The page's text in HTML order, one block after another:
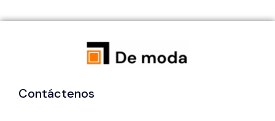
Contáctenos